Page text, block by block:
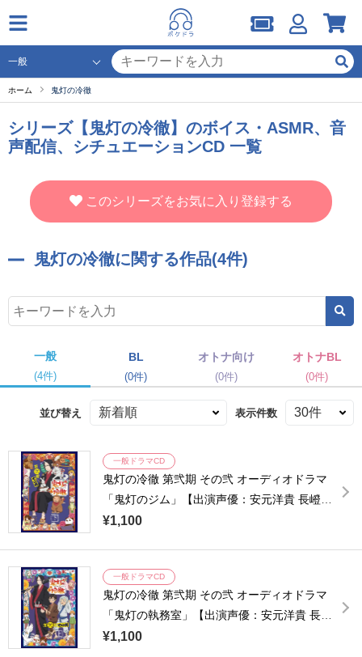
ホーム 鬼灯の冷徹
シリーズ【鬼灯の冷徹】のボイス・ASMR、音
声配信、シチュエーションCD 一覧
このシリーズをお気に入り登録する
鬼灯の冷徹に関する作品(4件)
一般
(4件)
BL
(0件)
オトナ向け
(0件)
オトナBL
(0件)
並び替え 表示件数
一般ドラマCD
鬼灯の冷徹 第弐期 その弐 オーディオドラマ
「鬼灯のジム」【出演声優：安元洋貴 長嶝高
士】
¥1,100
一般ドラマCD
鬼灯の冷徹 第弐期 その弐 オーディオドラマ
「鬼灯の執務室」【出演声優：安元洋貴 長嶝
高士】
¥1,100